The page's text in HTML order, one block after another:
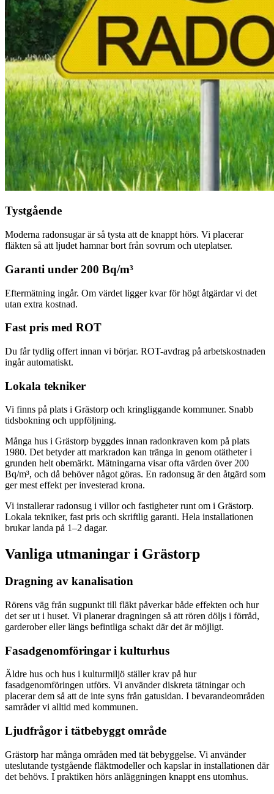
Tystgående
Moderna radonsugar är så tysta att de knappt hörs. Vi placerar
fläkten så att ljudet hamnar bort från sovrum och uteplatser.
Garanti under 200 Bq/m³
Eftermätning ingår. Om värdet ligger kvar för högt åtgärdar vi det
utan extra kostnad.
Fast pris med ROT
Du får tydlig offert innan vi börjar. ROT-avdrag på arbetskostnaden
ingår automatiskt.
Lokala tekniker
Vi finns på plats i Grästorp och kringliggande kommuner. Snabb
tidsbokning och uppföljning.
Många hus i Grästorp byggdes innan radonkraven kom på plats
1980. Det betyder att markradon kan tränga in genom otätheter i
grunden helt obemärkt. Mätningarna visar ofta värden över 200
Bq/m³, och då behöver något göras. En radonsug är den åtgärd som
ger mest effekt per investerad krona.
Vi installerar radonsug i villor och fastigheter runt om i Grästorp.
Lokala tekniker, fast pris och skriftlig garanti. Hela installationen
brukar landa på 1–2 dagar.
Vanliga utmaningar i Grästorp
Dragning av kanalisation
Rörens väg från sugpunkt till fläkt påverkar både effekten och hur
det ser ut i huset. Vi planerar dragningen så att rören döljs i förråd,
garderober eller längs befintliga schakt där det är möjligt.
Fasadgenomföringar i kulturhus
Äldre hus och hus i kulturmiljö ställer krav på hur
fasadgenomföringen utförs. Vi använder diskreta tätningar och
placerar dem så att de inte syns från gatusidan. I bevarandeområden
samråder vi alltid med kommunen.
Ljudfrågor i tätbebyggt område
Grästorp har många områden med tät bebyggelse. Vi använder
uteslutande tystgående fläktmodeller och kapslar in installationen där
det behövs. I praktiken hörs anläggningen knappt ens utomhus.